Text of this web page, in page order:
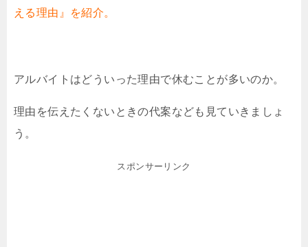
える理由』を紹介。
アルバイトはどういった理由で休むことが多いのか。
理由を伝えたくないときの代案なども見ていきましょ
う。
スポンサーリンク